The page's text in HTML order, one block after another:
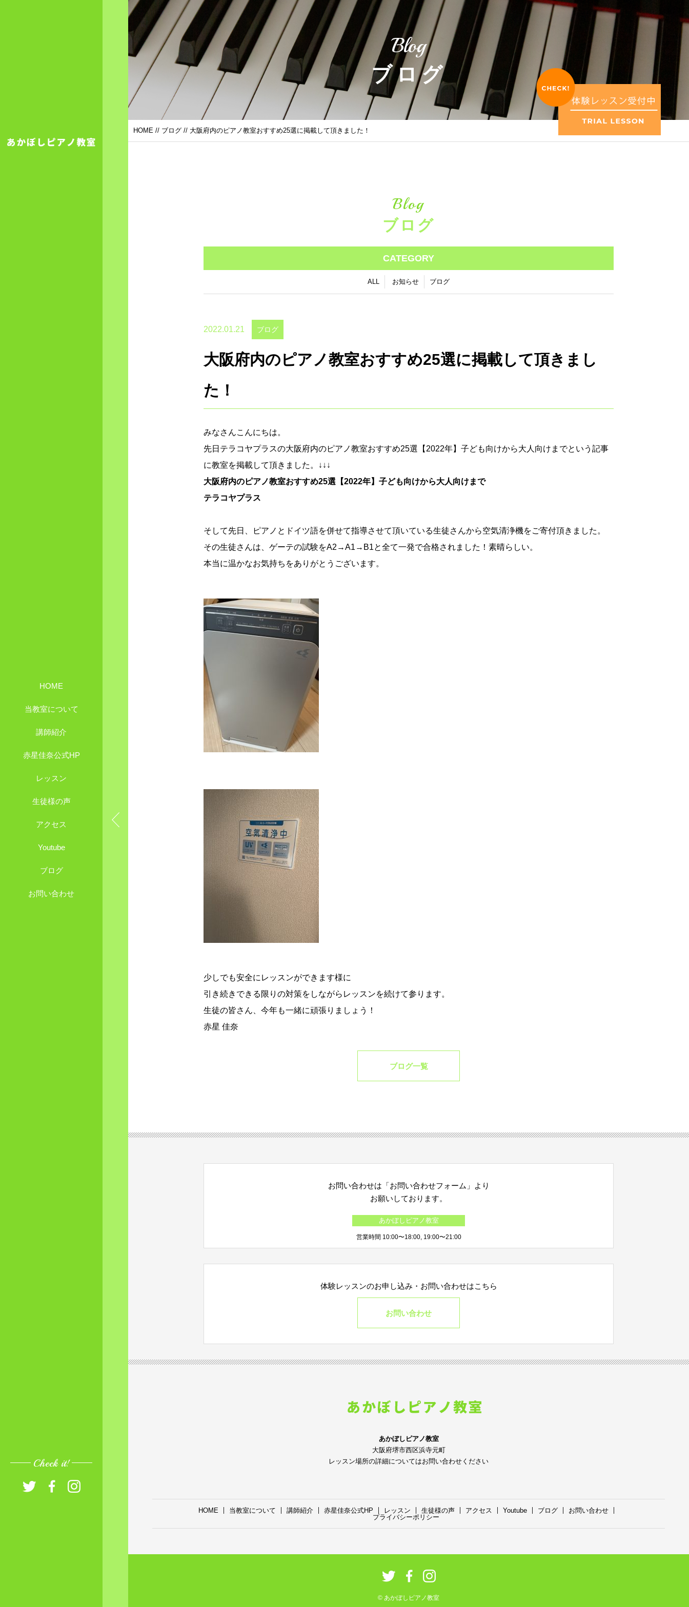
HOME
当教室について
講師紹介
赤星佳奈公式HP
レッスン
生徒様の声
アクセス
Youtube
ブログ
お問い合わせ
Check it!
Blog
ブログ
HOME // ブログ // 大阪府内のピアノ教室おすすめ25選に掲載して頂きました！
Blog
ブログ
CATEGORY
ALL お知らせ ブログ
2022.01.21 ブログ
大阪府内のピアノ教室おすすめ25選に掲載して頂きまし
た！
みなさんこんにちは。
先日テラコヤプラスの大阪府内のピアノ教室おすすめ25選【2022年】子ども向けから大人向けまでという記事
に教室を掲載して頂きました。↓↓↓
大阪府内のピアノ教室おすすめ25選【2022年】子ども向けから大人向けまで
テラコヤプラス
そして先日、ピアノとドイツ語を併せて指導させて頂いている生徒さんから空気清浄機をご寄付頂きました。
その生徒さんは、ゲーテの試験をA2→A1→B1と全て一発で合格されました！素晴らしい。
本当に温かなお気持ちをありがとうございます。
少しでも安全にレッスンができます様に
引き続きできる限りの対策をしながらレッスンを続けて参ります。
生徒の皆さん、今年も一緒に頑張りましょう！
赤星 佳奈
ブログ一覧
お問い合わせは「お問い合わせフォーム」より
お願いしております。
あかぼしピアノ教室
営業時間 10:00〜18:00, 19:00〜21:00
体験レッスンのお申し込み・ お問い合わせはこちら
お問い合わせ
あかぼしピアノ教室
大阪府堺市西区浜寺元町
レッスン場所の詳細についてはお問い合わせください
HOME 当教室について 講師紹介 赤星佳奈公式HP レッスン 生徒様の声 アクセス Youtube ブログ
お問い合わせ
プライバシーポリシー
© あかぼしピアノ教室